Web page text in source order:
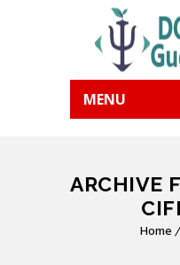
MENU
ARCHIVE
Home